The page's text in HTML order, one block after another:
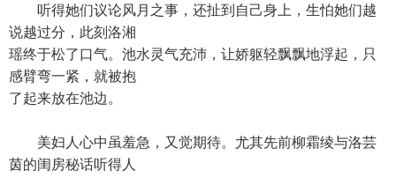
听得她们议论风月之事，还扯到自己身上，生怕她们越
说越过分，此刻洛湘
瑶终于松了口气。池水灵气充沛，让娇躯轻飘飘地浮起，只
感臂弯一紧，就被抱
了起来放在池边。
美妇人心中虽羞急，又觉期待。尤其先前柳霜绫与洛芸
茵的闺房秘话听得人